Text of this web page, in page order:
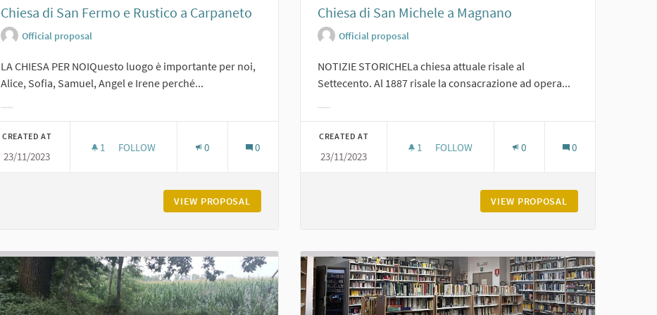
Chiesa di San Fermo e Rustico a Carpaneto
Official proposal
LA CHIESA PER NOIQuesto luogo è importante per noi,
Alice, Sofia, Samuel, Angel e Irene perché...
CREATED AT
23/11/2023
1 1 FOLLOWER
FOLLOW
CHIESA DI SAN FERMO E RUSTICO A CARPANETO
0 0
VIEW PROPOSAL
Chiesa di San Michele a Magnano
Official proposal
NOTIZIE STORICHELa chiesa attuale risale al
Settecento. Al 1887 risale la consacrazione ad opera...
CREATED AT
23/11/2023
1 1 FOLLOWER
FOLLOW 0 0
VIEW PROPOSAL